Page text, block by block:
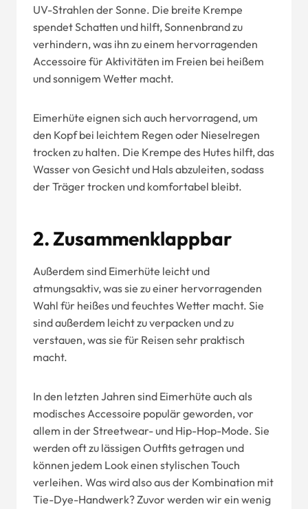
UV-Strahlen der Sonne. Die breite Krempe
spendet Schatten und hilft, Sonnenbrand zu
verhindern, was ihn zu einem hervorragenden
Accessoire für Aktivitäten im Freien bei heißem
und sonnigem Wetter macht.
Eimerhüte eignen sich auch hervorragend, um
den Kopf bei leichtem Regen oder Nieselregen
trocken zu halten. Die Krempe des Hutes hilft, das
Wasser von Gesicht und Hals abzuleiten, sodass
der Träger trocken und komfortabel bleibt.
2. Zusammenklappbar
Außerdem sind Eimerhüte leicht und
atmungsaktiv, was sie zu einer hervorragenden
Wahl für heißes und feuchtes Wetter macht. Sie
sind außerdem leicht zu verpacken und zu
verstauen, was sie für Reisen sehr praktisch
macht.
In den letzten Jahren sind Eimerhüte auch als
modisches Accessoire populär geworden, vor
allem in der Streetwear- und Hip-Hop-Mode. Sie
werden oft zu lässigen Outfits getragen und
können jedem Look einen stylischen Touch
verleihen. Was wird also aus der Kombination mit
Tie-Dye-Handwerk? Zuvor werden wir ein wenig